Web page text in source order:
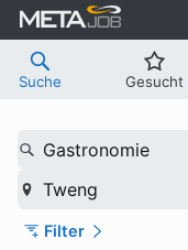
Suche Gesucht
Gastronomie
Tweng
Filter